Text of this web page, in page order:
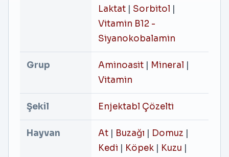
Laktat | Sorbitol |
Vitamin B12 -
Siyanokobalamin
Grup Aminoasit | Mineral |
Vitamin
Şekil Enjektabl Çözelti
Hayvan At | Buzağı | Domuz |
Kedi | Köpek | Kuzu |